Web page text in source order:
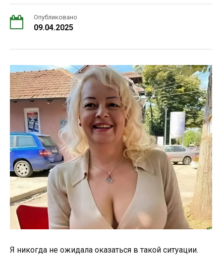
Опубликовано
09.04.2025
Я никогда не ожидала оказаться в такой ситуации.